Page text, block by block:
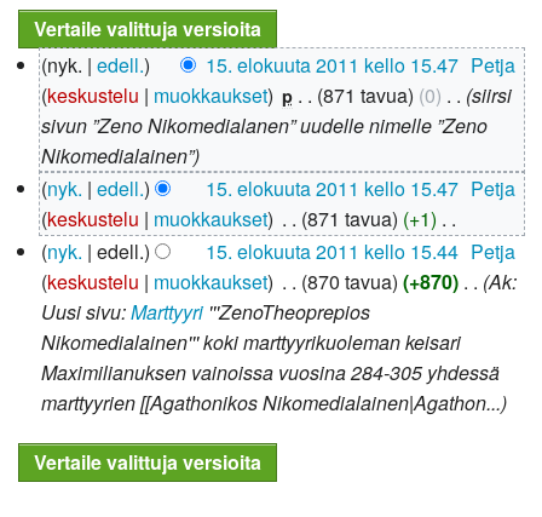
15.
elokuuta
2011
nyk. edell. 15. elokuuta 2011 kello 15.47‎ Petja
keskustelu
muokkaukset p 871 tavua 0
siirsi
sivun ”Zeno Nikomedialanen” uudelle nimelle ”Zeno
Nikomedialainen”
nyk. edell. 15. elokuuta 2011 kello 15.47‎ Petja
keskustelu
muokkaukset 871 tavua +1
E
i
m
u
o
k
a
u
nyk. edell. 15. elokuuta 2011 kello 15.44‎ Petja
keskustelu
muokkaukset 870 tavua +870 ‎
Ak:
Uusi sivu:Marttyyri'''ZenoTheoprepios
Nikomedialainen''' koki marttyyrikuoleman keisari
Maximilianuksen vainoissa vuosina 284-305 yhdessä
marttyyrien [[Agathonikos Nikomedialainen|Agathon...